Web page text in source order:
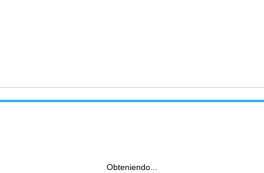
Obteniendo...